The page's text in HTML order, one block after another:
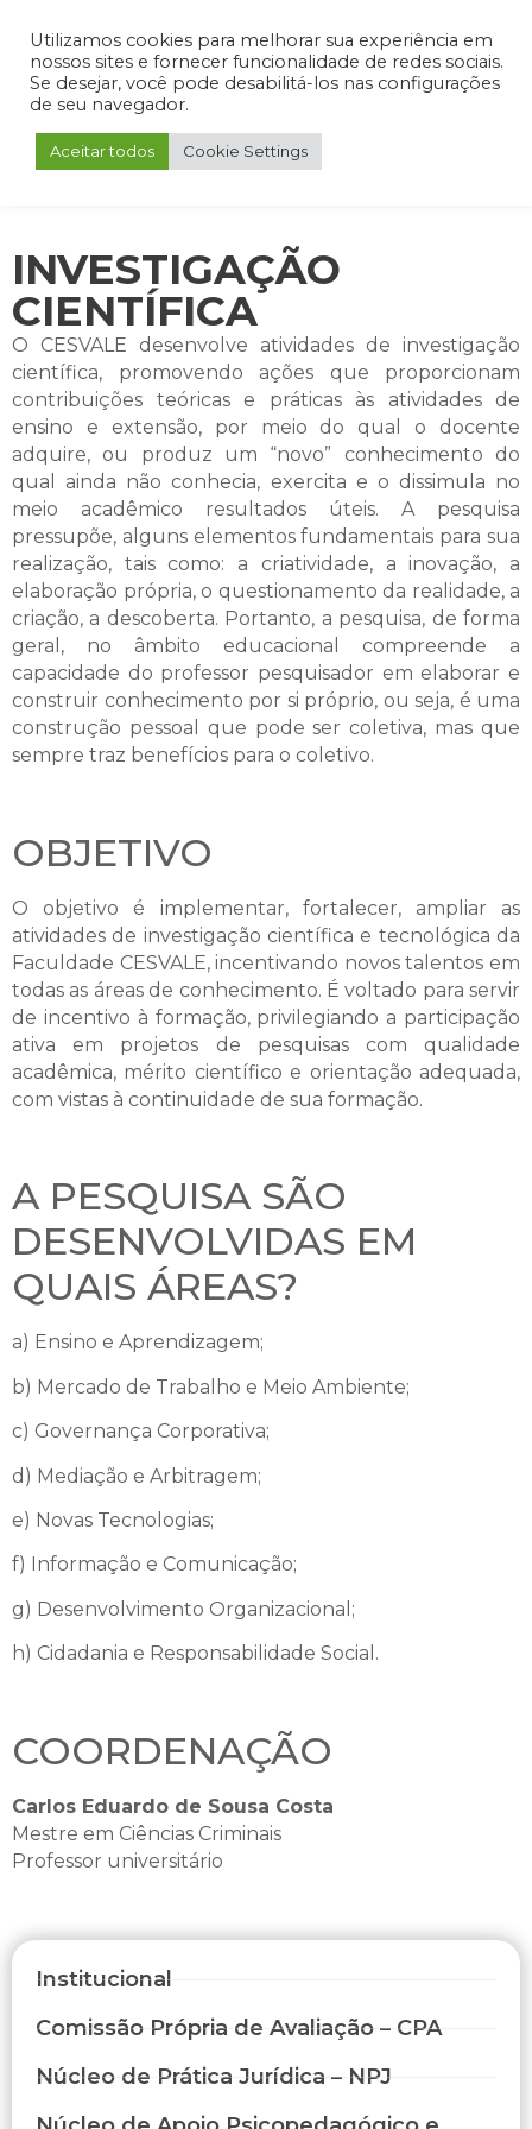
Admin Portal do Aluno Portal do Professor Portal do Coordenador
INVESTIGAÇÃO
CIENTÍFICA
O CESVALE desenvolve atividades de investigação
científica, promovendo ações que proporcionam
contribuições teóricas e práticas às atividades de
ensino e extensão, por meio do qual o docente
adquire, ou produz um “novo” conhecimento do
qual ainda não conhecia, exercita e o dissimula no
meio acadêmico resultados úteis. A pesquisa
pressupõe, alguns elementos fundamentais para sua
realização, tais como: a criatividade, a inovação, a
elaboração própria, o questionamento da realidade, a
criação, a descoberta. Portanto, a pesquisa, de forma
geral, no âmbito educacional compreende a
capacidade do professor pesquisador em elaborar e
construir conhecimento por si próprio, ou seja, é uma
construção pessoal que pode ser coletiva, mas que
sempre traz benefícios para o coletivo.
OBJETIVO
O objetivo é implementar, fortalecer, ampliar as
atividades de investigação científica e tecnológica da
Faculdade CESVALE, incentivando novos talentos em
todas as áreas de conhecimento. É voltado para servir
de incentivo à formação, privilegiando a participação
ativa em projetos de pesquisas com qualidade
acadêmica, mérito científico e orientação adequada,
com vistas à continuidade de sua formação.
A PESQUISA SÃO
DESENVOLVIDAS EM
QUAIS ÁREAS?
a) Ensino e Aprendizagem;
b) Mercado de Trabalho e Meio Ambiente;
c) Governança Corporativa;
d) Mediação e Arbitragem;
e) Novas Tecnologias;
f) Informação e Comunicação;
g) Desenvolvimento Organizacional;
h) Cidadania e Responsabilidade Social.
COORDENAÇÃO
Carlos Eduardo de Sousa Costa
Mestre em Ciências Criminais
Professor universitário
Institucional
Comissão Própria de Avaliação – CPA
Núcleo de Prática Jurídica – NPJ
Utilizamos cookies para melhorar sua experiência em
nossos sites e fornecer funcionalidade de redes sociais.
Se desejar, você pode desabilitá-los nas configurações
de seu navegador.
Aceitar todos Cookie Settings